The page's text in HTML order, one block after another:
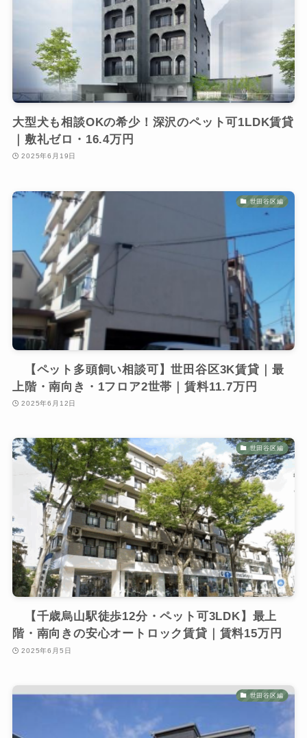
大型犬も相談OKの希少！深沢のペット可1LDK賃貸
｜敷礼ゼロ・16.4万円
2025年6月19日
世田谷区編
【ペット多頭飼い相談可】世田谷区3K賃貸｜最
上階・南向き・1フロア2世帯｜賃料11.7万円
2025年6月12日
世田谷区編
【千歳烏山駅徒歩12分・ペット可3LDK】最上
階・南向きの安心オートロック賃貸｜賃料15万円
2025年6月5日
世田谷区編